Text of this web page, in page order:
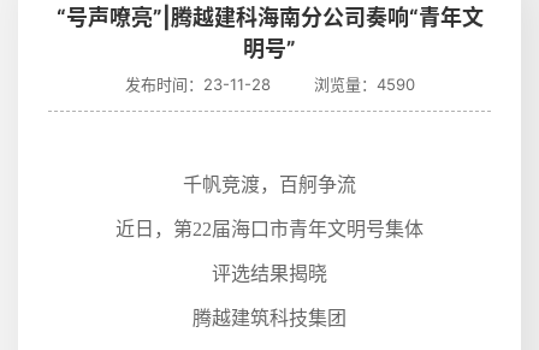
“号声嘹亮”|腾越建科海南分公司奏响“青年文
明号”
发布时间：23-11-28 浏览量：4590
千帆竞渡，百舸争流
近日，第22届海口市青年文明号集体
评选结果揭晓
腾越建筑科技集团